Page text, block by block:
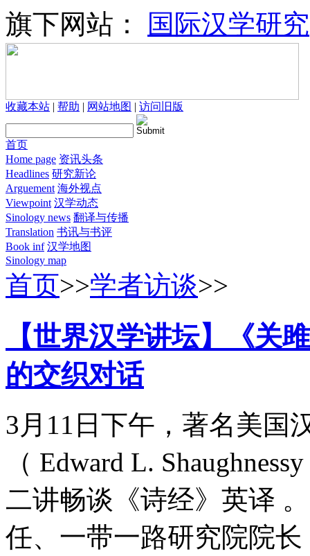
旗下网站： 国际汉学研究
收藏本站 | 帮助 | 网站地图 | 访问旧版
首页
Home page 资讯头条
Headlines 研究新论
Arguement 海外视点
Viewpoint 汉学动态
Sinology news 翻译与传播
Translation 书讯与书评
Book inf 汉学地图
Sinology map
首页>>学者访谈>>
【世界汉学讲坛】《关
的交织对话
3月11日下午，著名美国
（ Edward L.
二讲畅谈《诗经》英译
任、一带一路研究院院长